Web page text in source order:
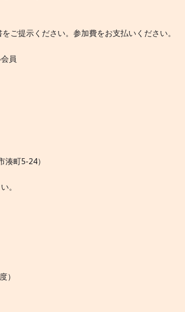
提示ください。参加費をお支払いください。
員
町5-24）
。
）